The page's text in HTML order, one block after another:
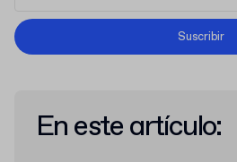
Términos y Condiciones
Suscribir
En este artículo: